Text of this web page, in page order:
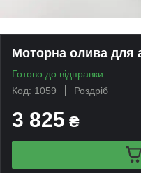
Моторна олива для
Готово до відправки
Код: 1059
Роздріб
3 825 ₴